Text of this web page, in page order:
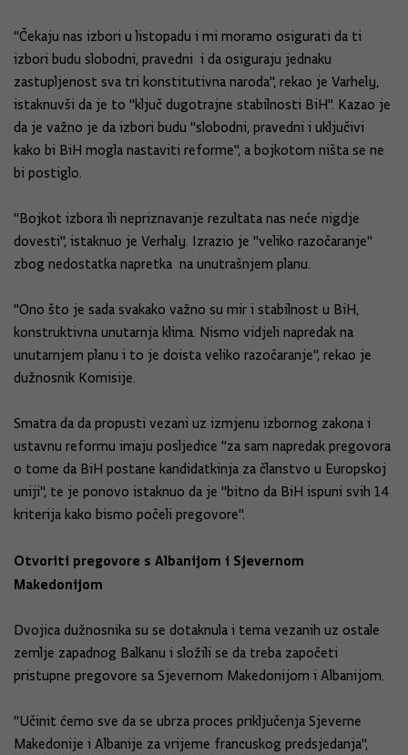
"Čekaju nas izbori u listopadu i mi moramo osigurati da ti
izbori budu slobodni, pravedni i da osiguraju jednaku
zastupljenost sva tri konstitutivna naroda", rekao je Varhely,
istaknuvši da je to "ključ dugotrajne stabilnosti BiH". Kazao je
da je važno je da izbori budu "slobodni, pravedni i uključivi
kako bi BiH mogla nastaviti reforme", a bojkotom ništa se ne
bi postiglo.
"Bojkot izbora ili nepriznavanje rezultata nas neće nigdje
dovesti", istaknuo je Verhaly. Izrazio je "veliko razočaranje"
zbog nedostatka napretka na unutrašnjem planu.
"Ono što je sada svakako važno su mir i stabilnost u BiH,
konstruktivna unutarnja klima. Nismo vidjeli napredak na
unutarnjem planu i to je doista veliko razočaranje", rekao je
dužnosnik Komisije.
Smatra da da propusti vezani uz izmjenu izbornog zakona i
ustavnu reformu imaju posljedice "za sam napredak pregovora
o tome da BiH postane kandidatkinja za članstvo u Europskoj
uniji", te je ponovo istaknuo da je "bitno da BiH ispuni svih 14
kriterija kako bismo počeli pregovore".
Otvoriti pregovore s Albanijom i Sjevernom
Makedonijom
Dvojica dužnosnika su se dotaknula i tema vezanih uz ostale
zemlje zapadnog Balkanu i složili se da treba započeti
pristupne pregovore sa Sjevernom Makedonijom i Albanijom.
"Učinit ćemo sve da se ubrza proces priključenja Sjeverne
Makedonije i Albanije za vrijeme francuskog predsjedanja",